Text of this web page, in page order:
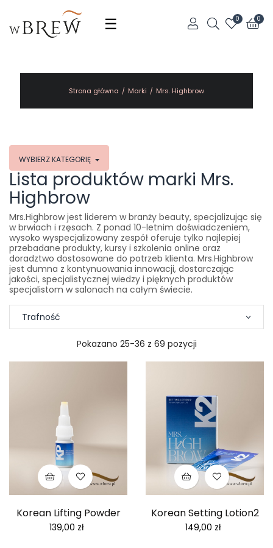
Toggle
navigation
☰ 0
0
Strona główna Marki Mrs. Highbrow
WYBIERZ KATEGORIĘ
Lista produktów marki Mrs.
Highbrow
Mrs.Highbrow jest liderem w branży beauty, specjalizując się
w brwiach i rzęsach. Z ponad 10-letnim doświadczeniem,
wysoko wyspecjalizowany zespół oferuje tylko najlepiej
przebadane produkty, kursy i szkolenia online oraz
doradztwo dostosowane do potrzeb klienta. Mrs.Highbrow
jest dumna z kontynuowania innowacji, dostarczając
jakości, specjalistycznej wiedzy i pięknych produktów
specjalistom w salonach na całym świecie.
Trafność
Pokazano 25-36 z 69 pozycji
Korean Lifting Powder
Cena
139,00 zł
Korean Setting Lotion2
Cena
149,00 zł